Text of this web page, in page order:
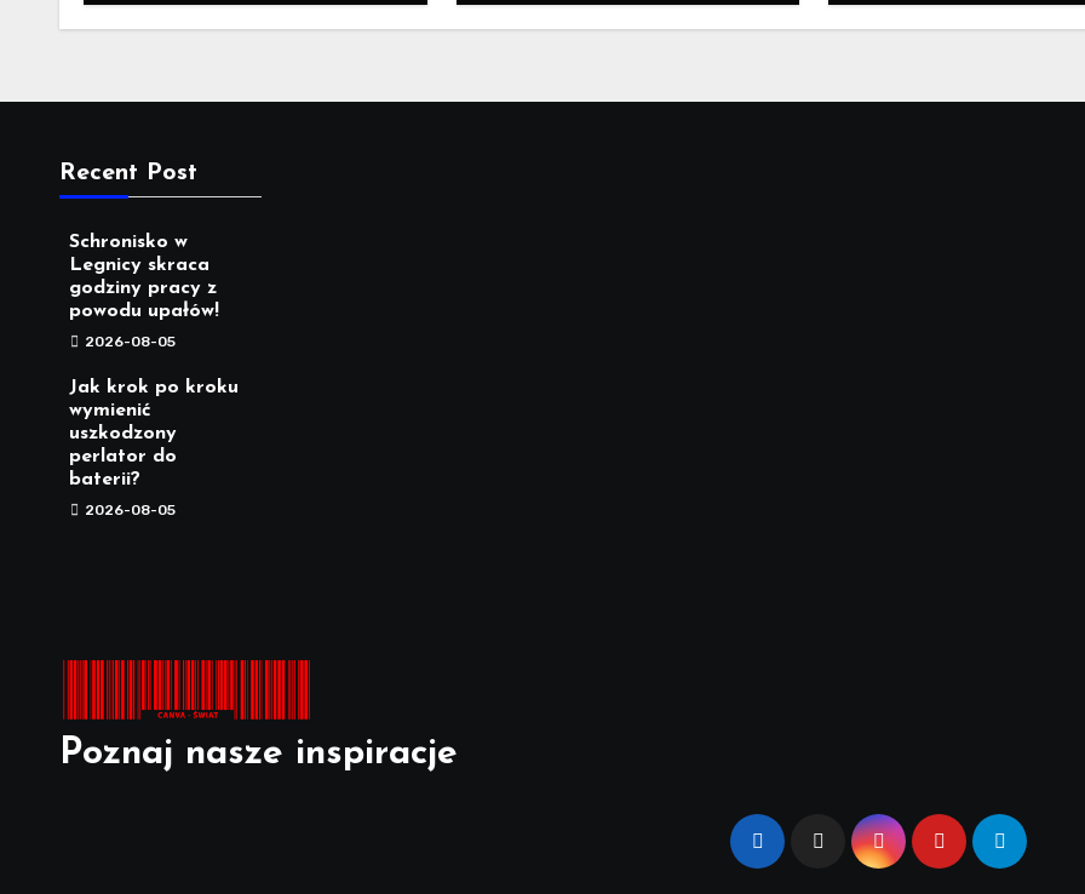
dołączyć
Recent Post
Schronisko w
Legnicy skraca
godziny pracy z
powodu upałów!
2026-08-05
Jak krok po kroku
wymienić
uszkodzony
perlator do
baterii?
2026-08-05
Poznaj nasze inspiracje